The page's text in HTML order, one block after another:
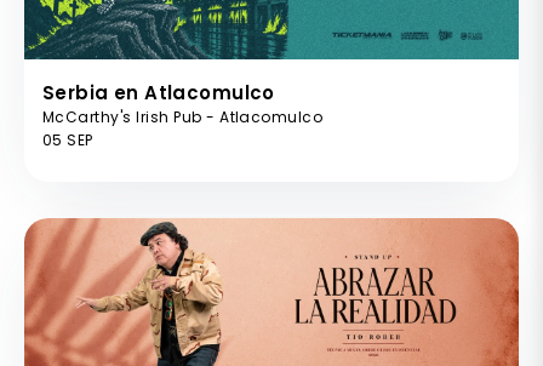
Serbia en Atlacomulco
McCarthy's Irish Pub - Atlacomulco
05 SEP